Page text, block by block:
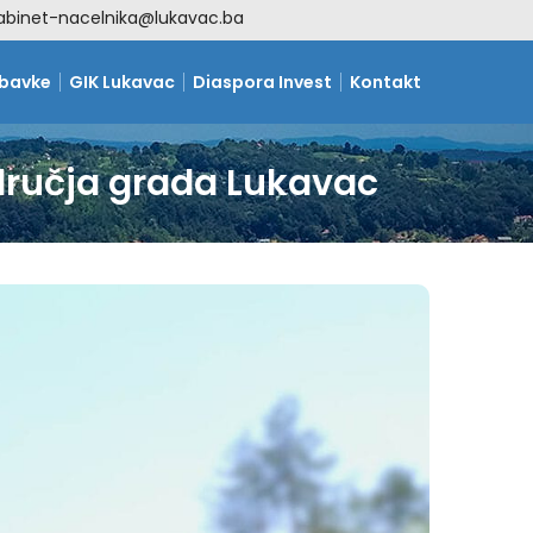
nacelnika@lukavac.ba
GIK Lukavac Diaspora Invest Kontakt
grada Lukavac